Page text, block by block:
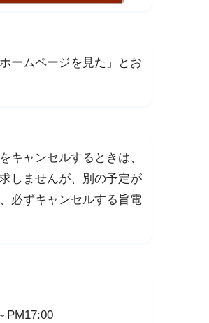
ームページを見た」とお
キャンセルするときは、
しませんが、別の予定が
必ずキャンセルする旨電
PM17:00